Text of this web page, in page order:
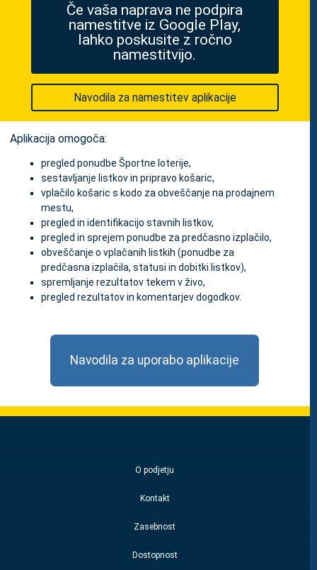
Če vaša naprava ne podpira
namestitve iz Google Play,
lahko poskusite z ročno
namestitvijo.
Navodila za namestitev aplikacije
Aplikacija omogoča:
pregled ponudbe Športne loterije,
sestavljanje listkov in pripravo košaric,
vplačilo košaric s kodo za obveščanje na prodajnem
mestu,
pregled in identifikacijo stavnih listkov,
pregled in sprejem ponudbe za predčasno izplačilo,
obveščanje o vplačanih listkih (ponudbe za
predčasna izplačila, statusi in dobitki listkov),
spremljanje rezultatov tekem v živo,
pregled rezultatov in komentarjev dogodkov.
Navodila za uporabo aplikacije
O podjetju
Kontakt
Zasebnost
Dostopnost